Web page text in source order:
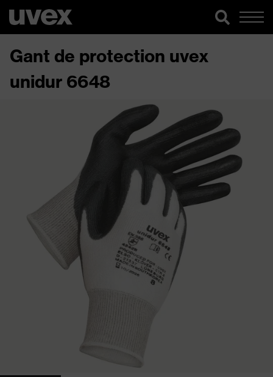
Gant de protection uvex
unidur 6648